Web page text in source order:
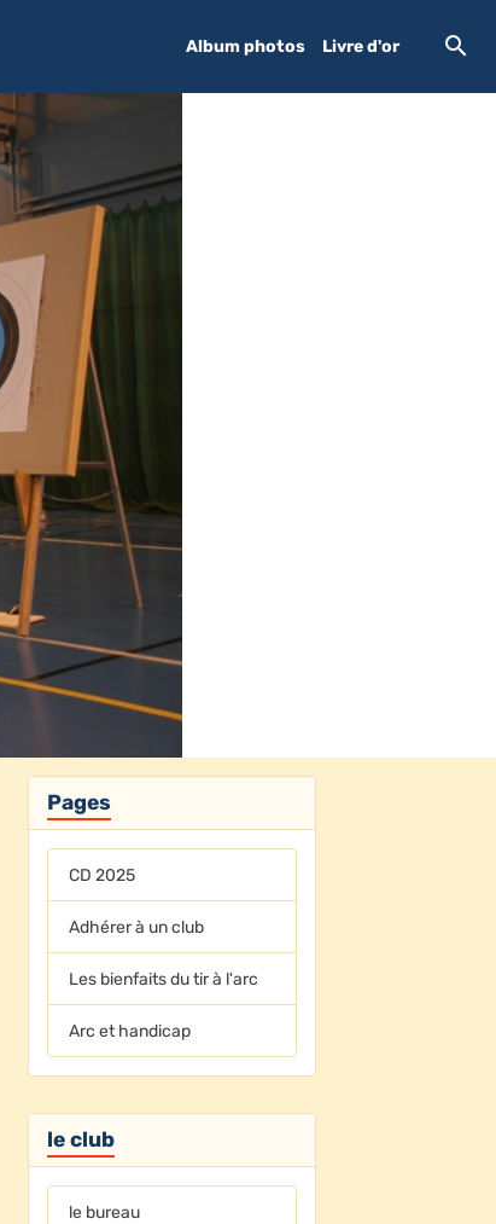
Album photos Livre d'or
Pages
CD 2025
Adhérer à un club
Les bienfaits du tir à l'arc
Arc et handicap
le club
le bureau